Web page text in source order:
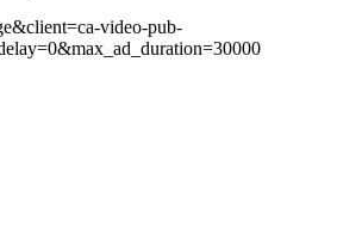
video-pub-